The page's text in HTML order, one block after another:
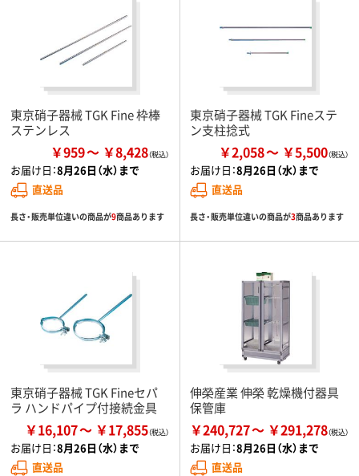
東京硝子器械 TGK Fine 枠棒
ステンレス
￥959 ￥8,428
お届け日：8月26日（水）まで
直送品
長さ・販売単位違いの商品が9商品あります
東京硝子器械 TGK Fineステ
ン支柱捻式
￥2,058 ￥5,500
お届け日：8月26日（水）まで
直送品
長さ・販売単位違いの商品が3商品あります
東京硝子器械 TGK Fineセパ
ラ ハンドパイプ付接続金具
￥16,107 ￥17,855
お届け日：8月26日（水）まで
直送品
伸榮産業 伸榮 乾燥機付器具
保管庫
￥240,727 ￥291,278
お届け日：8月26日（水）まで
直送品